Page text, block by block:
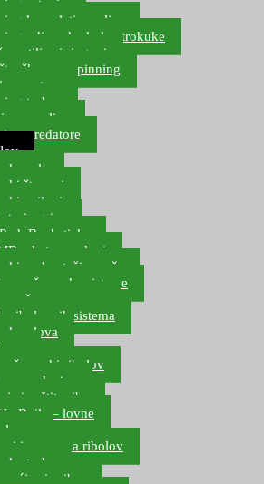
setovi
kompleti varalica
udice, dvokuke, trokuke
vrtilice i ringovi
škare za spinning
pastrve
torbe
za varalice
za predatore
role
štapovi
najloni
ugriza
Banksticks
rakete, markeri
podmetači, mreže
za šaranske sisteme
za šarana, amura
ribolovnih sistema
olova
šaranski ribolov
upredenice
i zaštita ribe
Boile – lovne
i arome za ribolov
torbe
i pribor